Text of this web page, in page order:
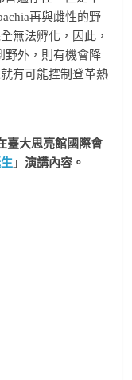
再與雌性的野
無法孵化，因此，
野外，則有機會降
有可能控制登革熱
臺大思亮館國際會
」演講內容。